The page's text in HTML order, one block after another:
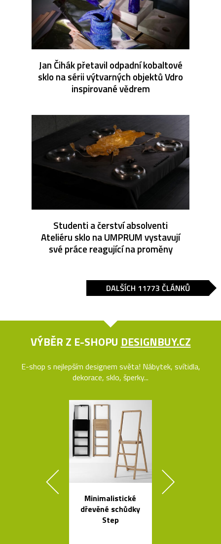
Jan Čihák přetavil odpadní kobaltové
sklo na sérii výtvarných objektů Vdro
inspirované vědrem
Studenti a čerství absolventi
Ateliéru sklo na UMPRUM vystavují
své práce reagující na proměny
DALŠÍCH 11773 ČLÁNKŮ
VÝBĚR Z E-SHOPU DESIGNBUY.CZ
E-shop s nejlepším designem světa! Nábytek, svítidla,
dekorace, sklo, šperky...
Minimalistické
dřevěné schůdky
Step